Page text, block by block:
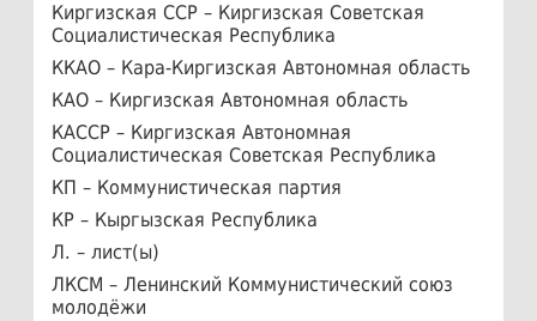
Киргизская ССР – Киргизская Советская
Социалистическая Республика
ККАО – Кара-Киргизская Автономная область
КАО – Киргизская Автономная область
КАССР – Киргизская Автономная
Социалистическая Советская Республика
КП – Коммунистическая партия
КР – Кыргызская Республика
Л. – лист(ы)
ЛКСМ – Ленинский Коммунистический союз
молодёжи